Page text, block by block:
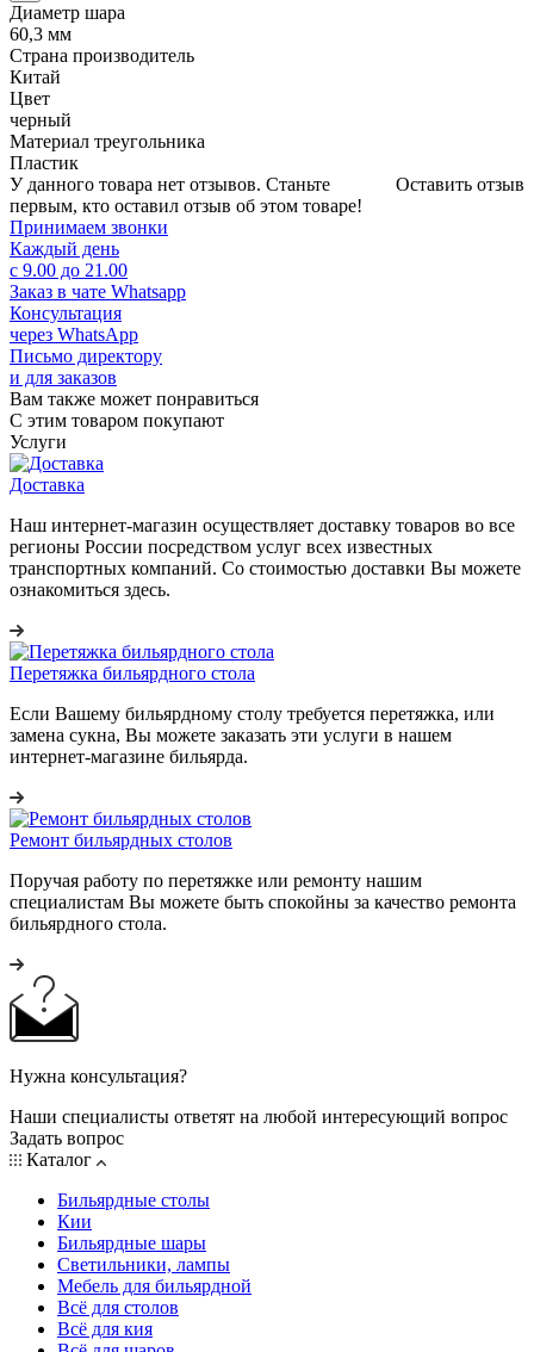
Диаметр шара
60,3 мм
Страна производитель
Китай
Цвет
черный
Материал треугольника
Пластик
Оставить отзыв
У данного товара нет отзывов. Станьте
первым, кто оставил отзыв об этом товаре!
Принимаем звонки
Каждый день
с 9.00 до 21.00
Заказ в чате Whatsapp
Консультация
через WhatsApp
Письмо директору
и для заказов
Вам также может понравиться
С этим товаром покупают
Услуги
Доставка
Наш интернет-магазин осуществляет доставку товаров во все
регионы России посредством услуг всех известных
транспортных компаний. Со стоимостью доставки Вы можете
ознакомиться здесь.
Перетяжка бильярдного стола
Если Вашему бильярдному столу требуется перетяжка, или
замена сукна, Вы можете заказать эти услуги в нашем
интернет-магазине бильярда.
Ремонт бильярдных столов
Поручая работу по перетяжке или ремонту нашим
специалистам Вы можете быть спокойны за качество ремонта
бильярдного стола.
Нужна консультация?
Наши специалисты ответят на любой интересующий вопрос
Задать вопрос
Каталог
Бильярдные столы
Кии
Бильярдные шары
Светильники, лампы
Мебель для бильярдной
Всё для столов
Всё для кия